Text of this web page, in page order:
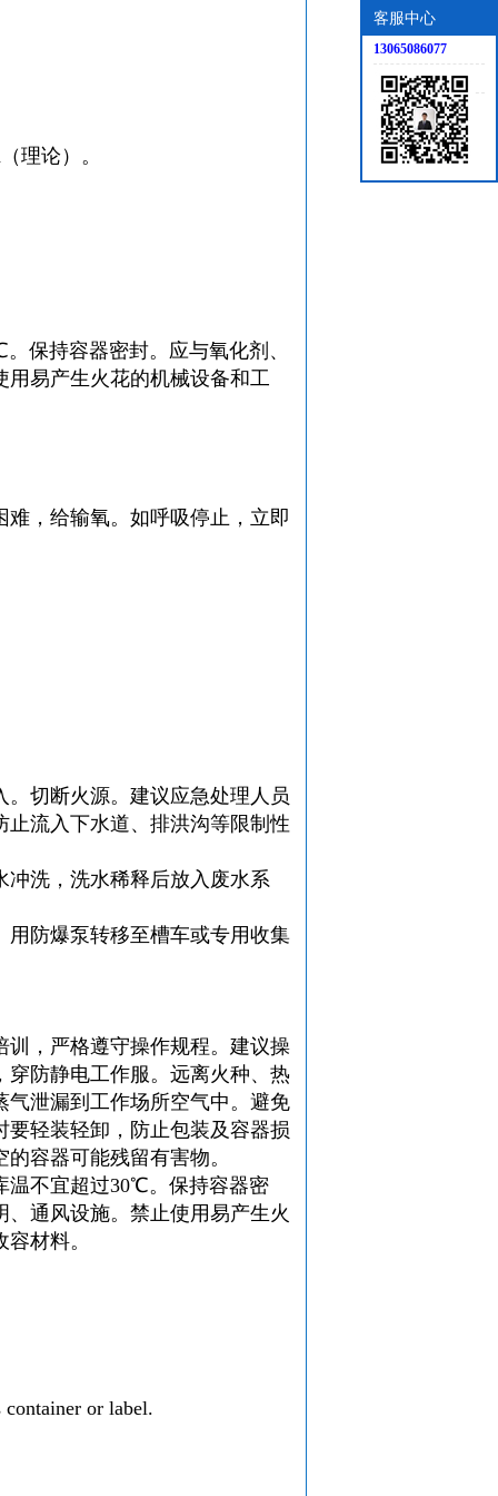
理论）。
保持容器密封。应与氧化剂、
易产生火花的机械设备和工
，给输氧。如呼吸停止，立即
切断火源。建议应急处理人员
流入下水道、排洪沟等限制性
冲洗，洗水稀释后放入废水系
防爆泵转移至槽车或专用收集
，严格遵守操作规程。建议操
防静电工作服。远离火种、热
泄漏到工作场所空气中。避免
轻装轻卸，防止包装及容器损
容器可能残留有害物。
温不宜超过30℃。保持容器密
通风设施。禁止使用易产生火
材料。
or label.
客服中心
13065086077